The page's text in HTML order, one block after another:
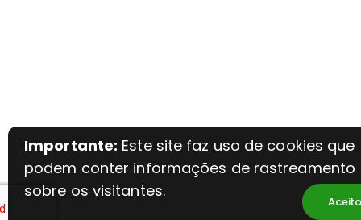
Importante: Este site faz uso de cookies que
podem conter informações de rastreamento
sobre os visitantes.
Aceito